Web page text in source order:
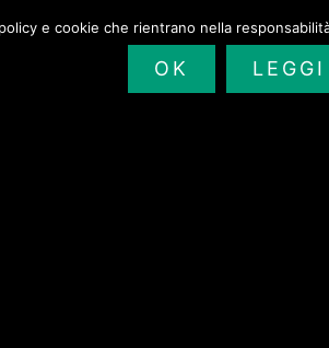
SAILORS
e cookie che rientrano nella
OK